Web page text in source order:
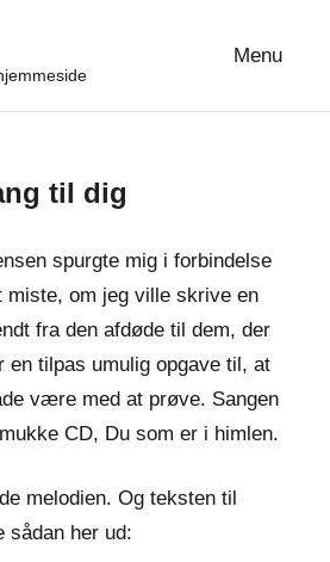
Menu
til dig
spurgte mig i forbindelse
miste, om jeg ville skrive en
fra den afdøde til dem, der
en tilpas umulig opgave til, at
være med at prøve. Sangen
CD, Du som er i himlen.
melodien. Og teksten til
sådan her ud: